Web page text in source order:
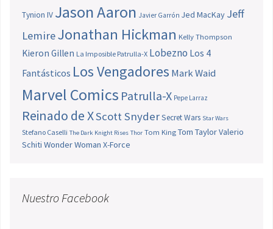
Tynion IV Jason Aaron Javier Garrón Jed MacKay Jeff
LemireJonathan Hickman Kelly Thompson
Kieron Gillen La Imposible Patrulla-X Lobezno Los 4
Fantásticos Los Vengadores Mark Waid
Marvel Comics Patrulla-X Pepe Larraz
Reinado de XScott SnyderSecret Wars Star Wars
Stefano Caselli The Dark Knight Rises Thor Tom King Tom TaylorValerio
Schiti Wonder Woman X-Force
Nuestro Facebook